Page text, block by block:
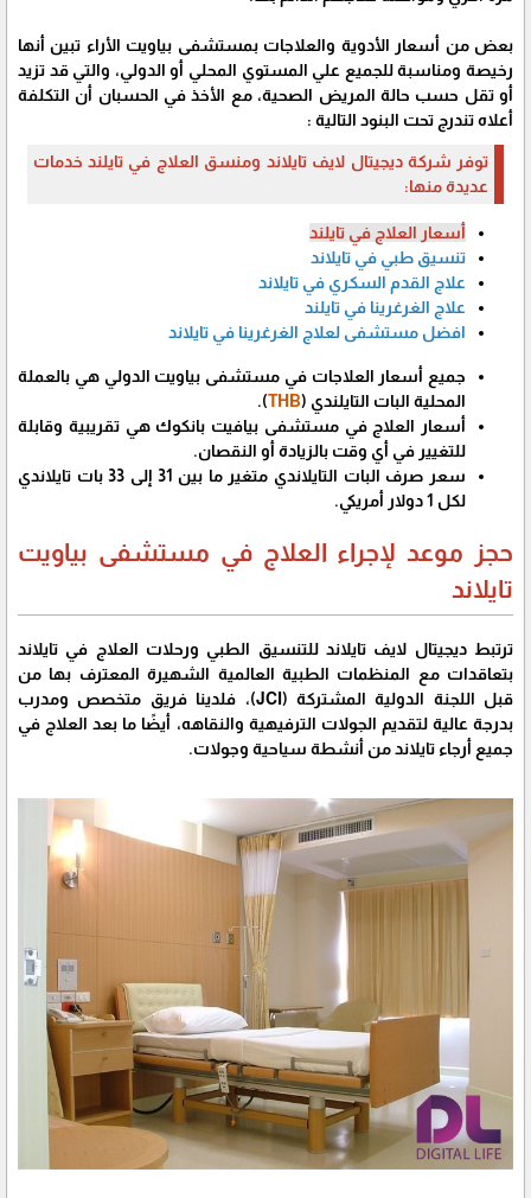
بعض من أسعار الأدوية والعلاجات بمستشفى بياويت الأراء تبين أنها
رخيصة ومناسبة للجميع علي المستوي المحلي أو الدولي، والتي قد تزيد
أو تقل حسب حالة المريض الصحية، مع الأخذ في الحسبان أن التكلفة
أعلاه تندرج تحت البنود التالية :
توفر شركة ديجيتال لايف تايلاند ومنسق العلاج في تايلند خدمات
عديدة منها:
أسعار العلاج في تايلند
تنسيق طبي في تايلاند
علاج القدم السكري في تايلاند
علاج الغرغرينا في تايلند
افضل مستشفى لعلاج الغرغرينا في تايلاند
جميع أسعار العلاجات في مستشفى بياويت الدولي هي بالعملة
المحلية البات التايلندي (THB
).
أسعار العلاج في مستشفى بيافيت بانكوك هي تقريبية وقابلة
للتغيير في أي وقت بالزيادة أو النقصان.
سعر صرف البات التايلاندي متغير ما بين 31 إلى 33 بات تايلاندي
لكل 1 دولار أمريكي.
حجز موعد لإجراء العلاج في مستشفى بياويت
تايلاند
ترتبط ديجيتال لايف تايلاند للتنسيق الطبي ورحلات العلاج في تايلاند
بتعاقدات مع المنظمات الطبية العالمية الشهيرة المعترف بها من
قبل اللجنة الدولية المشتركة (JCI)، فلدينا فريق متخصص ومدرب
بدرجة عالية لتقديم الجولات الترفيهية والنقاهه، أيضًا ما بعد العلاج في
جميع أرجاء تايلاند من أنشطة سياحية وجولات.